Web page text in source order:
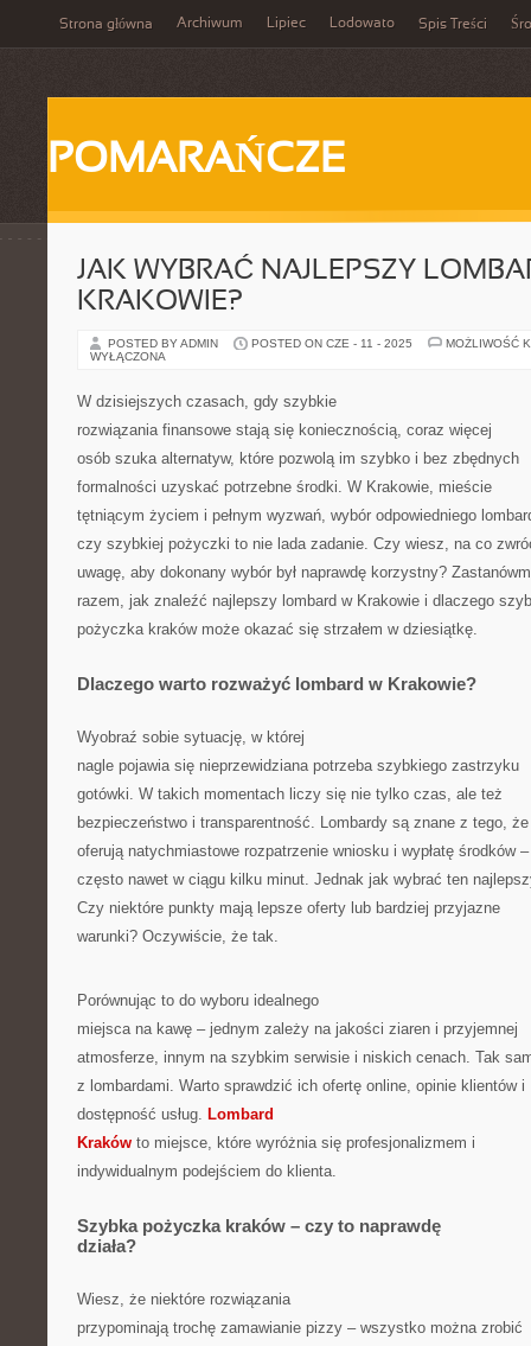
Strona główna Archiwum Lipiec Lodowato Spis Treści
POMARAŃCZE
JAK WYBRAĆ NAJLEPSZY
KRAKOWIE?
POSTED BY ADMIN POSTED ON CZE - 11 - 2025
MOŻLIWOŚĆ
WYŁĄCZONA
W dzisiejszych czasach, gdy szybkie
rozwiązania finansowe stają się koniecznością, coraz więcej
osób szuka alternatyw, które pozwolą im szybko i bez zbędnych
formalności uzyskać potrzebne środki. W Krakowie, mieście
tętniącym życiem i pełnym wyzwań, wybór odpowiedniego
czy szybkiej pożyczki to nie lada zadanie. Czy wiesz, na co
uwagę, aby dokonany wybór był naprawdę korzystny?
razem, jak znaleźć najlepszy lombard w Krakowie i dlaczego
pożyczka kraków może okazać się strzałem w dziesiątkę.
Dlaczego warto rozważyć lombard w Krakowie?
Wyobraź sobie sytuację, w której
nagle pojawia się nieprzewidziana potrzeba szybkiego zastrzyku
gotówki. W takich momentach liczy się nie tylko czas, ale też
bezpieczeństwo i transparentność. Lombardy są znane z tego, że
oferują natychmiastowe rozpatrzenie wniosku i wypłatę środków –
często nawet w ciągu kilku minut. Jednak jak wybrać ten
Czy niektóre punkty mają lepsze oferty lub bardziej przyjazne
warunki? Oczywiście, że tak.
Porównując to do wyboru idealnego
miejsca na kawę – jednym zależy na jakości ziaren i przyjemnej
atmosferze, innym na szybkim serwisie i niskich cenach. Tak
z lombardami. Warto sprawdzić ich ofertę online, opinie klientów i
dostępność usług. Lombard
Kraków to miejsce, które wyróżnia się profesjonalizmem i
indywidualnym podejściem do klienta.
Szybka pożyczka kraków – czy to naprawdę
działa?
Wiesz, że niektóre rozwiązania
przypominają trochę zamawianie pizzy – wszystko można zrobić